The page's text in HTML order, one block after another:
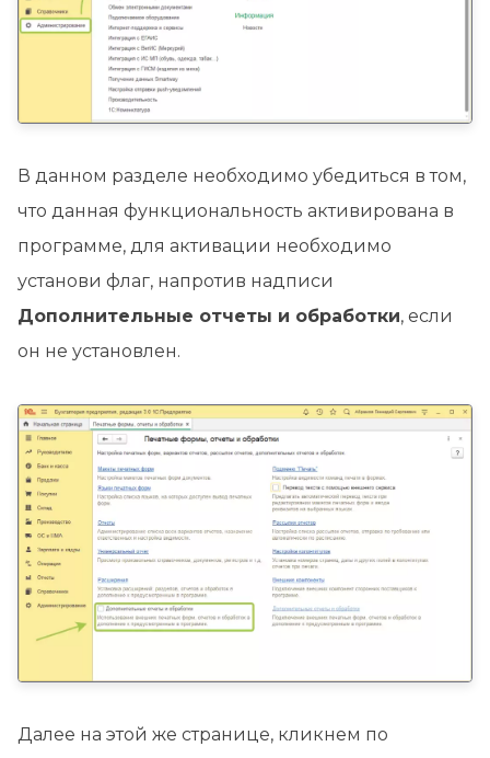
В данном разделе необходимо убедиться в том,
что данная функциональность активирована в
программе, для активации необходимо
установи флаг, напротив надписи
Дополнительные отчеты и обработки, если
он не установлен.
Далее на этой же странице, кликнем по